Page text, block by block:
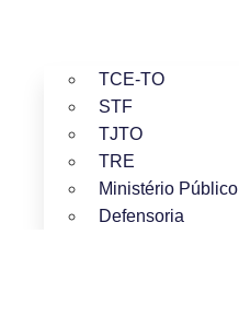
TCE-TO
STF
TJTO
TRE
Ministério Público
Defensoria